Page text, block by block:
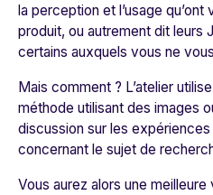
la perception et l’usage
produit, ou autrement dit leurs
certains auxquels vous ne
Mais comment ? L’atelier
méthode utilisant des images
discussion sur les
concernant le sujet de
Vous aurez alors une